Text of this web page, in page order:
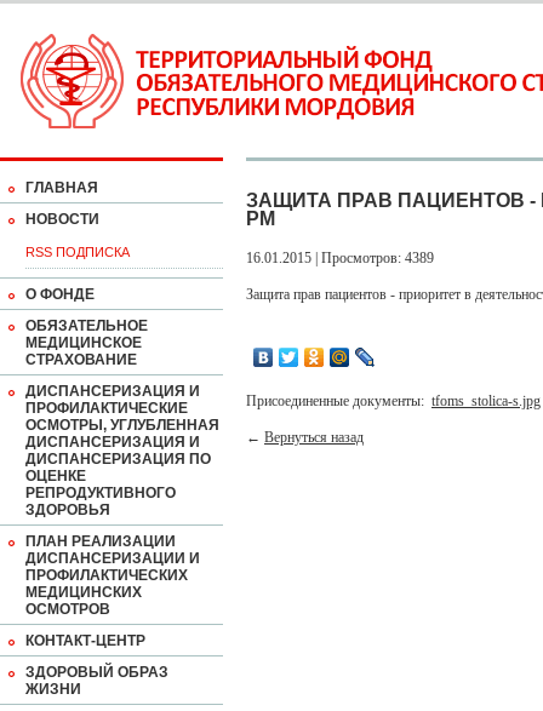
ГЛАВНАЯ
НОВОСТИ
RSS ПОДПИСКА
О ФОНДЕ
ОБЯЗАТЕЛЬНОЕ
МЕДИЦИНСКОЕ
СТРАХОВАНИЕ
ДИСПАНСЕРИЗАЦИЯ И
ПРОФИЛАКТИЧЕСКИЕ
ОСМОТРЫ, УГЛУБЛЕННАЯ
ДИСПАНСЕРИЗАЦИЯ И
ДИСПАНСЕРИЗАЦИЯ ПО
ОЦЕНКЕ
РЕПРОДУКТИВНОГО
ЗДОРОВЬЯ
ПЛАН РЕАЛИЗАЦИИ
ДИСПАНСЕРИЗАЦИИ И
ПРОФИЛАКТИЧЕСКИХ
МЕДИЦИНСКИХ
ОСМОТРОВ
КОНТАКТ-ЦЕНТР
ЗДОРОВЫЙ ОБРАЗ
ЖИЗНИ
ЗАЩИТА ПРАВ ПАЦИЕНТОВ
РМ
16.01.2015 | Просмотров: 4389
Защита прав пациентов - приоритет в
Присоединенные документы: tfoms_stolica-s.jpg
← Вернуться назад